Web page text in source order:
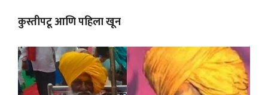
कुस्तीपटू आणि पहिला खून